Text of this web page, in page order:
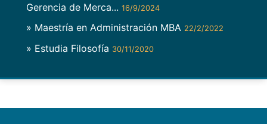
Gerencia de Merca... 16/9/2024
» Maestría en Administración MBA 22/2/2022
» Estudia Filosofía 30/11/2020